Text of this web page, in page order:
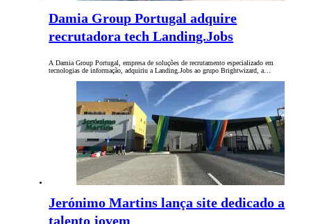
Damia Group Portugal adquire
recrutadora tech Landing.Jobs
A Damia Group Portugal, empresa de soluções de recrutamento especializado em
tecnologias de informação, adquiriu a Landing.Jobs ao grupo Brightwizard, a…
Jerónimo Martins lança site dedicado a
talento jovem